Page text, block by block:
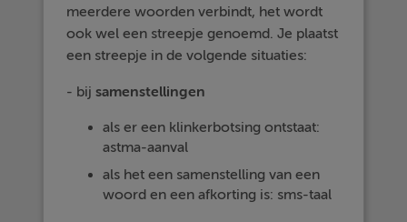
meerdere woorden verbindt, het wordt
ook wel een streepje genoemd. Je plaatst
een streepje in de volgende situaties:
- bijsamenstellingen
als er een klinkerbotsing ontstaat:
astma-aanval
als het een samenstelling van een
woord en een afkorting is: sms-taal